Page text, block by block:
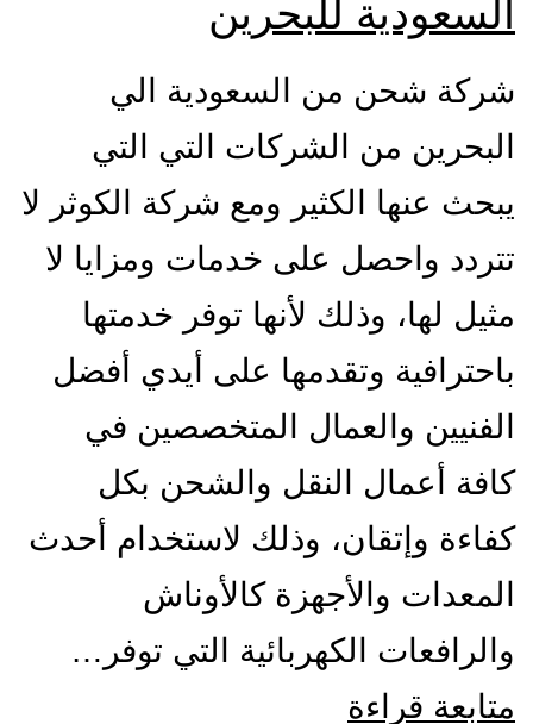
السعودية للبحرين
شركة شحن من السعودية الي
البحرين من الشركات التي التي
يبحث عنها الكثير ومع شركة الكوثر لا
تتردد واحصل على خدمات ومزايا لا
مثيل لها، وذلك لأنها توفر خدمتها
باحترافية وتقدمها على أيدي أفضل
الفنيين والعمال المتخصصين في
كافة أعمال النقل والشحن بكل
كفاءة وإتقان، وذلك لاستخدام أحدث
المعدات والأجهزة كالأوناش
والرافعات الكهربائية التي توفر…
متابعة قراءة